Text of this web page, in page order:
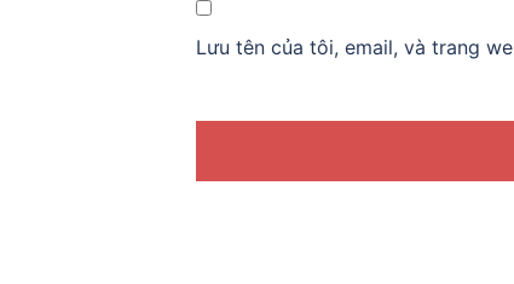
Lưu tên của tôi, email, và trang